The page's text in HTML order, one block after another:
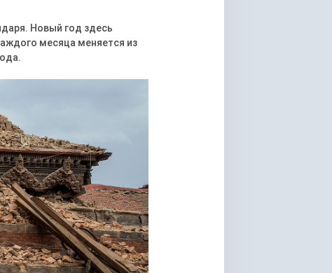
Новый год здесь
месяца меняется из